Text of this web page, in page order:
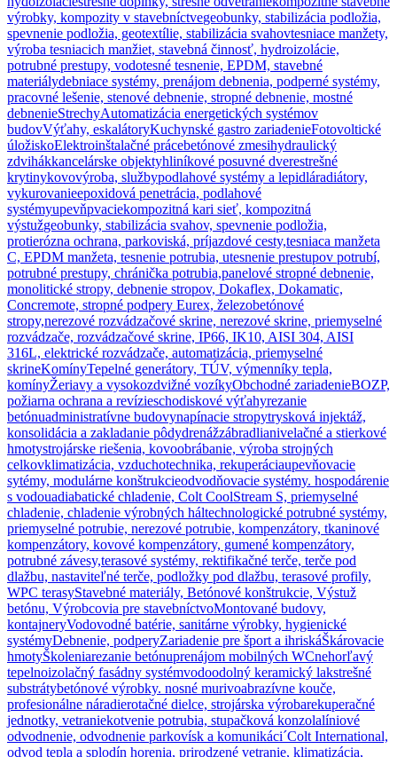
výrobky, kompozity v stavebníctvegeobunky, stabilizácia podložia,
spevnenie podložia, geotextílie, stabilizácia svahovtesniace manžety,
výroba tesniacich manžiet, stavebná činnosť, hydroizolácie,
potrubné prestupy, vodotesné tesnenie, EPDM, stavebné
materiálydebniace systémy, prenájom debnenia, podperné systémy,
pracovné lešenie, stenové debnenie, stropné debnenie, mostné
debnenieStrechyAutomatizácia energetických systémov
budovVýťahy, eskalátoryKuchynské gastro zariadenieFotovoltické
úložiskoElektroinštalačné prácebetónové zmesihydraulický
zdvihákkancelárske objektyhliníkové posuvné dverestrešné
krytinykovovýroba, službypodlahové systémy a lepidláradiátory,
vykurovanieepoxidová penetrácia, podlahové
systémyupevňpvaciekompozitná kari sieť, kompozitná
výstužgeobunky, stabilizácia svahov, spevnenie podložia,
protierózna ochrana, parkoviská, príjazdové cesty,tesniaca manžeta
C, EPDM manžeta, tesnenie potrubia, utesnenie prestupov potrubí,
potrubné prestupy, chránička potrubia,panelové stropné debnenie,
monolitické stropy, debnenie stropov, Dokaflex, Dokamatic,
Concremote, stropné podpery Eurex, železobetónové
stropy,nerezové rozvádzačové skrine, nerezové skrine, priemyselné
rozvádzače, rozvádzačové skrine, IP66, IK10, AISI 304, AISI
316L, elektrické rozvádzače, automatizácia, priemyselné
skrineKomínyTepelné generátory, TÚV, výmenníky tepla,
komínyŽeriavy a vysokozdvižné vozíkyObchodné zariadenieBOZP,
požiarna ochrana a revízieschodiskové výťahyrezanie
betónuadministratívne budovynapínacie stropytrysková injektáž,
konsolidácia a zakladanie pôdydrenážzábradlianivelačné a stierkové
hmotystrojárske riešenia, kovoobrábanie, výroba strojných
celkovklimatizácia, vzduchotechnika, rekuperáciaupevňovacie
sytémy, modulárne konštrukcieodvodňovacie systémy. hospodárenie
s vodouadiabatické chladenie, Colt CoolStream S, priemyselné
chladenie, chladenie výrobných háltechnologické potrubné systémy,
priemyselné potrubie, nerezové potrubie, kompenzátory, tkaninové
kompenzátory, kovové kompenzátory, gumené kompenzátory,
potrubné závesy,terasové systémy, rektifikačné terče, terče pod
dlažbu, nastaviteľné terče, podložky pod dlažbu, terasové profily,
WPC terasyStavebné materiály, Betónové konštrukcie, Výstuž
betónu, Výrobcovia pre stavebníctvoMontované budovy,
kontajneryVodovodné batérie, sanitárne výrobky, hygienické
systémyDebnenie, podperyZariadenie pre šport a ihriskáŠkárovacie
hmotyŠkoleniarezanie betónuprenájom mobilných WCnehorľavý
tepelnoizolačný fasádny systémvodoodolný keramický lakstrešné
substrátybetónové výrobky. nosné murivoabrazívne kouče,
profesionálne náradierotačné dielce, strojárska výrobarekuperačné
jednotky, vetraniekotvenie potrubia, stupačková konzolalíniové
odvodnenie, odvodnenie parkovísk a komunikáci´Colt International,
odvod tepla a splodín horenia, prirodzené vetranie, klimatizácia,